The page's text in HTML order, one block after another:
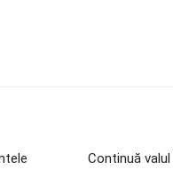
Continuă valul